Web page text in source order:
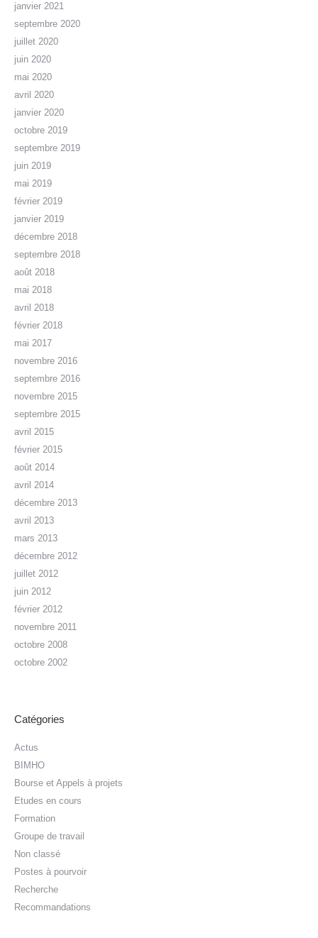
janvier 2021
septembre 2020
juillet 2020
juin 2020
mai 2020
avril 2020
janvier 2020
octobre 2019
septembre 2019
juin 2019
mai 2019
février 2019
janvier 2019
décembre 2018
septembre 2018
août 2018
mai 2018
avril 2018
février 2018
mai 2017
novembre 2016
septembre 2016
novembre 2015
septembre 2015
avril 2015
février 2015
août 2014
avril 2014
décembre 2013
avril 2013
mars 2013
décembre 2012
juillet 2012
juin 2012
février 2012
novembre 2011
octobre 2008
octobre 2002
Catégories
Actus
BIMHO
Bourse et Appels à projets
Etudes en cours
Formation
Groupe de travail
Non classé
Postes à pourvoir
Recherche
Recommandations